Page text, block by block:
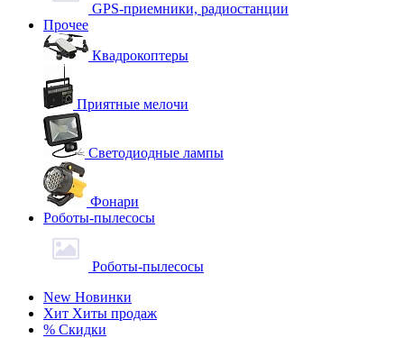
GPS-приемники, радиостанции
Прочее
Квадрокоптеры
Приятные мелочи
Светодиодные лампы
Фонари
Роботы-пылесосы
Роботы-пылесосы
New Новинки
Хит Хиты продаж
% Скидки